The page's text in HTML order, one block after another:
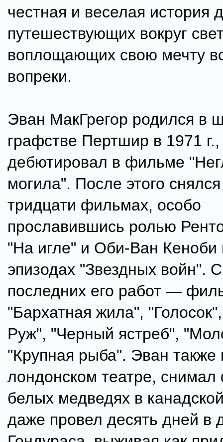
честная и веселая история
путешествующих вокруг
воплощающих свою мечту
вопреки.
Эван МакГрегор родился в
графстве Пертшир в 1971 г.,
дебютировал в фильме
могила". После этого
тридцати фильмах, особо
прославившись ролью
"На игле" и Оби-Ван Кеноби
эпизодах "Звездных войн".
последних его работ —
"Бархатная жила",
Руж", "Черный ястреб",
"Крупная рыба". Эван также
лондонском театре,
белых медведях в
даже провел десять дней в